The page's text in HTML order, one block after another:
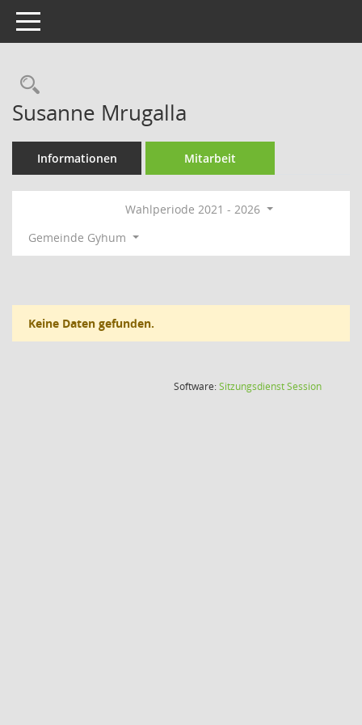
Toggle navigation
Rechercheauswahl
Susanne Mrugalla
Informationen Mitarbeit
Wahlperiode 2021 - 2026
Gemeinde Gyhum
Keine Daten gefunden.
Software:SitzungsdienstSession(Wird in